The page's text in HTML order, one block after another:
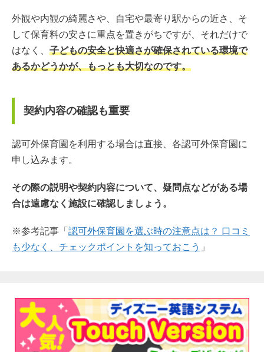
外観や内観の綺麗さや、自宅や最寄り駅からの近さ、そ
して保育料の安さに重点を置きがちですが、それだけで
はなく、 子どもの安全と快適さが確保されている環境で
あるかどうかが、もっとも大切なのです。
契約内容の確認も重要
認可外保育園を利用する場合は直接、各認可外保育園に
申し込みます。
その際の説明や契約内容について、疑問点などがある場
合は遠慮なく施設に確認しましょう。
※参考記事「 認可外保育園を選ぶ時の注意点は？ 口コミ
も少なく、チェックポイントを知っておこう 」